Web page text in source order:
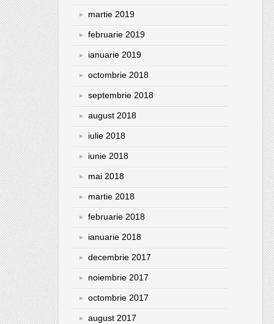
martie 2019
februarie 2019
ianuarie 2019
octombrie 2018
septembrie 2018
august 2018
iulie 2018
iunie 2018
mai 2018
martie 2018
februarie 2018
ianuarie 2018
decembrie 2017
noiembrie 2017
octombrie 2017
august 2017